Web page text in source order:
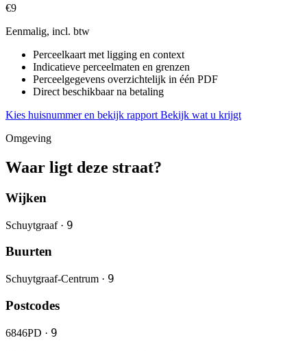
€9
Eenmalig, incl. btw
Perceelkaart met ligging en context
Indicatieve perceelmaten en grenzen
Perceelgegevens overzichtelijk in één PDF
Direct beschikbaar na betaling
Kies huisnummer en bekijk rapport Bekijk wat u krijgt
Omgeving
Waar ligt deze straat?
Wijken
Schuytgraaf · 9
Buurten
Schuytgraaf-Centrum · 9
Postcodes
6846PD · 9